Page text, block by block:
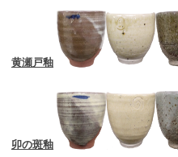
黄瀬戸釉
卯の斑釉